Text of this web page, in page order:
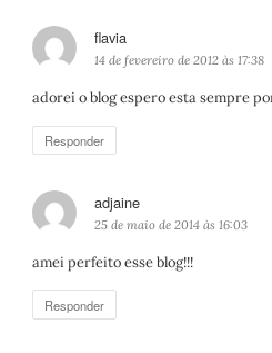
flavia
i
s
14 de fevereiro de 2012 às 17:38
adorei o blog espero esta sempre
Responder
adjaine
i
s
25 de maio de 2014 às 16:03
amei perfeito esse blog!!!
Responder